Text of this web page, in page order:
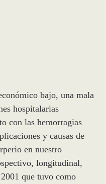
bajo, una mala
hospitalarias
con las hemorragias
y causas de
en nuestro
longitudinal,
que tuvo como